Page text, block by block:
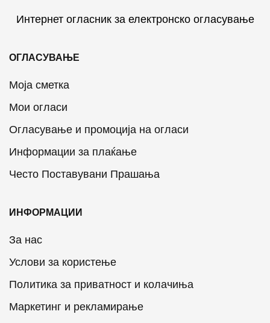
Интернет огласник за електронско огласување
ОГЛАСУВАЊЕ
Моја сметка
Мои огласи
Огласување и промоција на огласи
Информации за плаќање
Често Поставувани Прашања
ИНФОРМАЦИИ
За нас
Услови за користење
Политика за приватност и колачиња
Маркетинг и рекламирање